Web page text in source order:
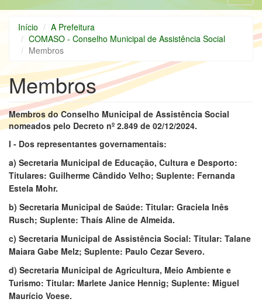
Início
A Prefeitura
COMASO - Conselho Municipal de Assistência Social
Membros
Membros
Membros do Conselho Municipal de Assistência Social
nomeados pelo Decreto nº 2.849 de 02/12/2024.
I - Dos representantes governamentais:
a) Secretaria Municipal de Educação, Cultura e Desporto:
Titulares: Guilherme Cândido Velho; Suplente: Fernanda
Estela Mohr.
b) Secretaria Municipal de Saúde: Titular: Graciela Inês
Rusch; Suplente: Thaís Aline de Almeida.
c) Secretaria Municipal de Assistência Social: Titular: Talane
Maiara Gabe Melz; Suplente: Paulo Cezar Severo.
d) Secretaria Municipal de Agricultura, Meio Ambiente e
Turismo: Titular: Marlete Janice Hennig; Suplente: Miguel
Maurício Voese.